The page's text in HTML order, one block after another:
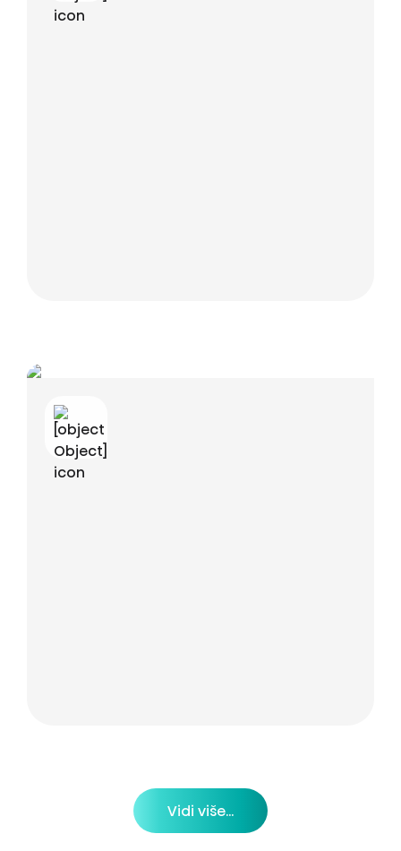
Vidi više...